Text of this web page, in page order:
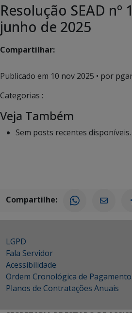
Resolução SEAD nº
junho de 2025
Compartilhar:
Publicado em 10 nov 2025 • por
Categorias :
Veja Também
Sem posts recentes disponíveis.
Compartilhe:
LGPD
Fala Servidor
Acessibilidade
Ordem Cronológica de
Planos de Contratações Anuais